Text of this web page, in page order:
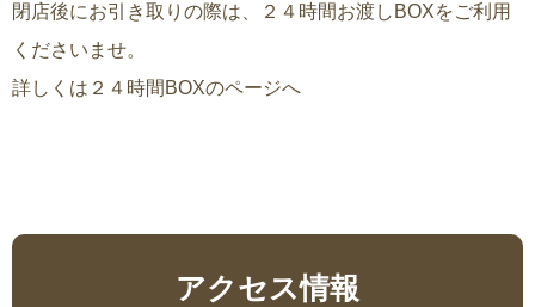
閉店後にお引き取りの際は、２４時間お渡しBOXをご利用
くださいませ。
詳しくは２４時間BOXのページへ
アクセス情報